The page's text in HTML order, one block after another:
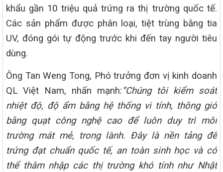
khẩu gần 10 triệu quả trứng ra thị trường quốc tế.
Các sản phẩm được phân loại, tiệt trùng bằng tia
UV, đóng gói tự động trước khi đến tay người tiêu
dùng.
Ông Tan Weng Tong, Phó trưởng đơn vị kinh doanh
QL Việt Nam, nhấn mạnh:“Chúng tôi kiểm soát
nhiệt độ, độ ẩm bằng hệ thống vi tính, thông gió
bằng quạt công nghệ cao để luôn duy trì môi
trường mát mẻ, trong lành. Đây là nền tảng để
trứng đạt chuẩn quốc tế, an toàn sinh học và có
thể thâm nhập các thị trường khó tính như Nhật